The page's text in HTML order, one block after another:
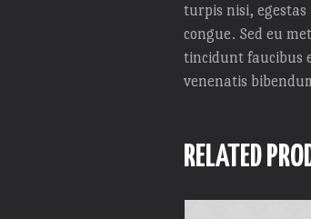
turpis nisi,
congue. Sed eu
tincidunt faucibus
venenatis
RELATED